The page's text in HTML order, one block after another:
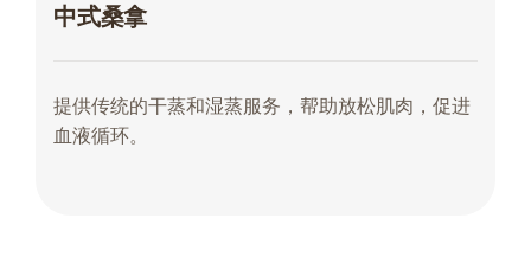
中式桑拿
提供传统的干蒸和湿蒸服务，帮助放松肌肉，促进
血液循环。